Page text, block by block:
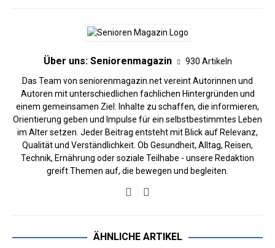
Über uns: Seniorenmagazin 930 Artikeln
Das Team von seniorenmagazin.net vereint Autorinnen und
Autoren mit unterschiedlichen fachlichen Hintergründen und
einem gemeinsamen Ziel: Inhalte zu schaffen, die informieren,
Orientierung geben und Impulse für ein selbstbestimmtes Leben
im Alter setzen. Jeder Beitrag entsteht mit Blick auf Relevanz,
Qualität und Verständlichkeit. Ob Gesundheit, Alltag, Reisen,
Technik, Ernährung oder soziale Teilhabe - unsere Redaktion
greift Themen auf, die bewegen und begleiten.
ÄHNLICHE ARTIKEL